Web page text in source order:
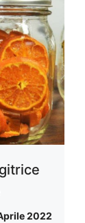
2022